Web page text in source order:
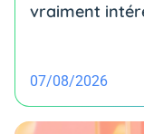
vraiment
07/08/2026